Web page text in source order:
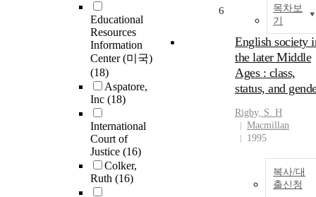
Educational
Resources
Information
Center (미국)
(18)
Aspatore,
Inc (18)
International
Court of
Justice (16)
Colker,
Ruth (16)
목차보
기
6
English society
the later Middle
Ages : class,
status, and
Rigby, S. H
Macmillan
1995
복사/대
출신청